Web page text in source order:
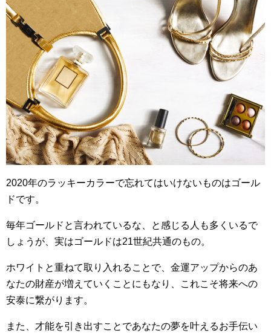
2020年のラッキーカラーで忘れてはいけないものはゴール
ドです。
毎年ゴールドと言われているな、と感じる人も多くいるで
しょうが、実はゴールドは21世紀共通のもの。
ホワイトと重ねて取り入れることで、金運アップからのあ
なたの財産が増えていくことにもなり、これこそ将来への
安泰に繋がります。
また、才能を引き出すことであなたの夢を叶えるお手伝い